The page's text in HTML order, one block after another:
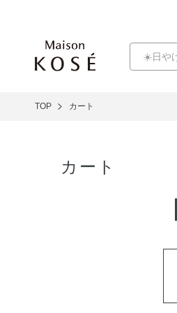
TOP カート
カート